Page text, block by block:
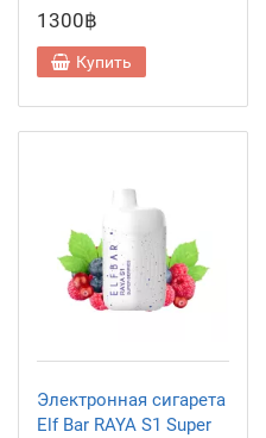
1300฿
Купить
Электронная сигарета
Elf Bar RAYA S1 Super